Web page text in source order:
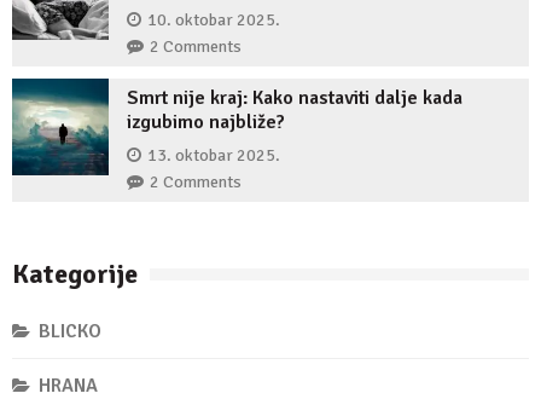
10. oktobar 2025.
2 Comments
Smrt nije kraj: Kako nastaviti dalje kada
izgubimo najbliže?
13. oktobar 2025.
2 Comments
Kategorije
BLICKO
HRANA